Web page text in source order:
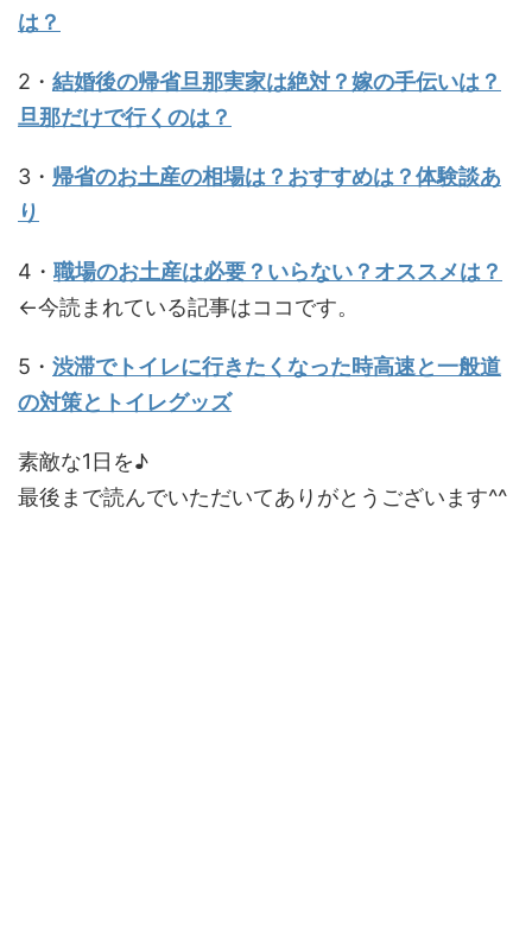
は？
2・ 結婚後の帰省旦那実家は絶対？嫁の手伝いは？
旦那だけで行くのは？
3・ 帰省のお土産の相場は？おすすめは？体験談あ
り
4・ 職場のお土産は必要？いらない？オススメは？
←今読まれている記事はココです。
5・ 渋滞でトイレに行きたくなった時高速と一般道
の対策とトイレグッズ
素敵な1日を♪
最後まで読んでいただいてありがとうございます^^